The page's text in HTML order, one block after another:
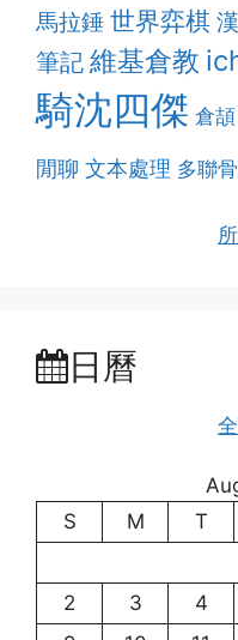
馬拉錘 世界弈棋
筆記 維基倉教
騎沈四傑 倉頡
閒聊 文本處理 多聯
日曆
S
M T
2
3 4